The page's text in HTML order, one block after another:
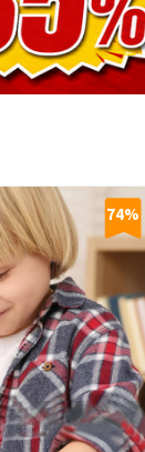
74%